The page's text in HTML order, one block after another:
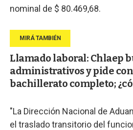
nominal de $ 80.469,68.
Llamado laboral: Chlaep
administrativos y pide
bachillerato completo;
"La Dirección Nacional de
el traslado transitorio del